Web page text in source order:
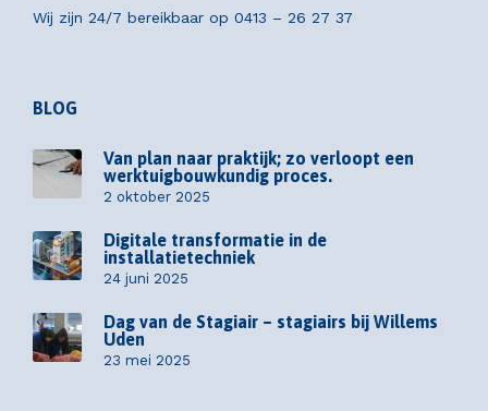
Wij zijn 24/7 bereikbaar op 0413 – 26 27 37
BLOG
Van plan naar praktijk; zo verloopt een
werktuigbouwkundig proces.
2 oktober 2025
Digitale transformatie in de
installatietechniek
24 juni 2025
Dag van de Stagiair – stagiairs bij Willems
Uden
23 mei 2025